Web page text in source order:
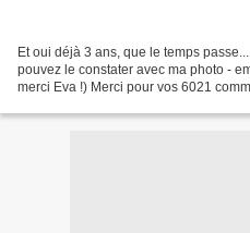
Et oui déjà 3 ans, que le temps
pouvez le constater avec ma photo -
merci Eva !) Merci pour vos 6021